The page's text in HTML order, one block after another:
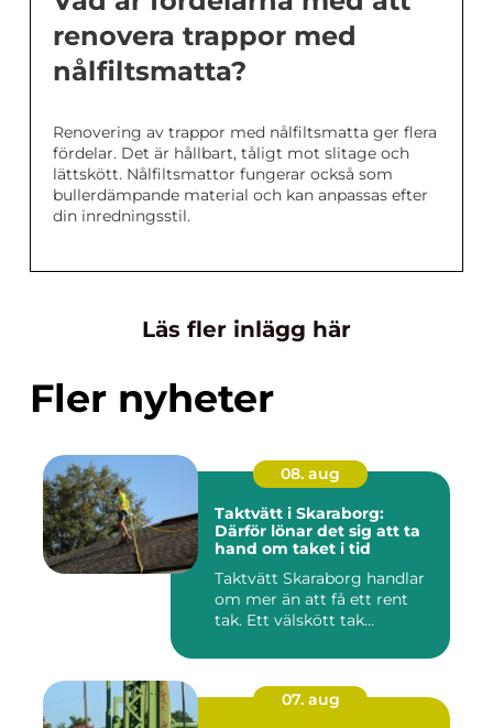
renovera trappor med
nålfiltsmatta?
Renovering av trappor med nålfiltsmatta ger flera
fördelar. Det är hållbart, tåligt mot slitage och
lättskött. Nålfiltsmattor fungerar också som
bullerdämpande material och kan anpassas efter
din inredningsstil.
Läs fler inlägg här
Fler nyheter
08. aug
Taktvätt i Skaraborg:
Därför lönar det sig att ta
hand om taket i tid
Taktvätt Skaraborg handlar
om mer än att få ett rent
tak. Ett välskött tak...
07. aug